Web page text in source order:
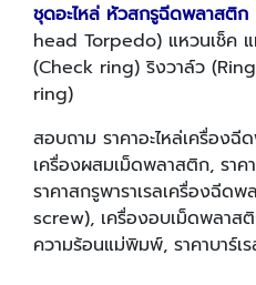
ชุดอะไหล่ หัวสกรูฉีดพลาสติ
head Torpedo) แหวนเช็ค
(Check ring) ริงวาล์ว
ring)
สอบถาม ราคาอะไหล่เครื่อง
เครื่องผสมเม็ดพลาสติก, ราค
ราคาสกรูพาราเรลเครื่องฉีด
screw), เครื่องอบเม็ดพลา
ความร้อนแม่พิมพ์, ราคาบาร์เ